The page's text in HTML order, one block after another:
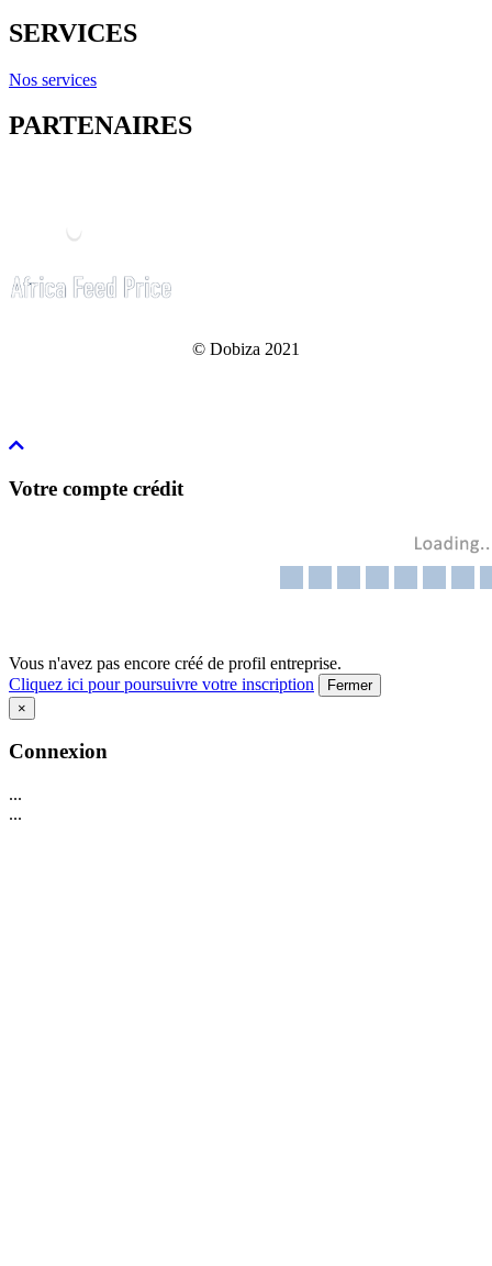
SERVICES
Nos services
PARTENAIRES
© Dobiza 2021
Votre compte crédit
Vous n'avez pas encore créé de profil entreprise.
Cliquez ici pour poursuivre votre inscription
Fermer
×
Connexion
...
...